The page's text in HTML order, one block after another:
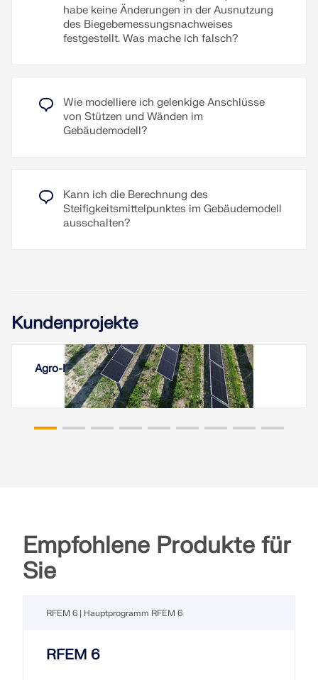
Lastfällen / Lastkombinationen /
Ergebniskombinationen
Ergebnistabelle für Stabschlankheiten und
Nahtlose Integration in RFEM/RSTAB
Weiterlesen
Querschnittsklassen können Sie diese auf einen
Blick im 3D-Modell übersichtlich anzeigen lassen.
Das Öffnen der Nachweisdetails für einzelne
Nachweisstellen, um herauszufinden welche
habe keine Änderungen in der Ausnutzung
des Biegebemessungsnachweises
festgestellt. Was mache ich falsch?
Wie modelliere ich gelenkige Anschlüsse
von Stützen und Wänden im
Gebäudemodell?
Kann ich die Berechnung des
Steifigkeitsmittelpunktes im Gebäudemodell
ausschalten?
Kundenprojekte
Agro-Photovoltaikanlagen Vineyard, Italien
Empfohlene Produkte für
Sie
RFEM 6 | Hauptprogramm RFEM 6
RFEM 6